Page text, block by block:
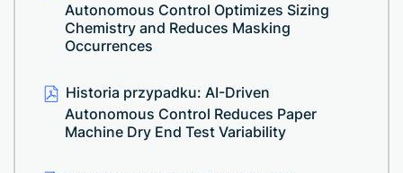
Autonomous Control Optimizes Sizing
Chemistry and Reduces Masking
Occurrences
Historia przypadku: AI-Driven
Autonomous Control Reduces Paper
Machine Dry End Test Variability